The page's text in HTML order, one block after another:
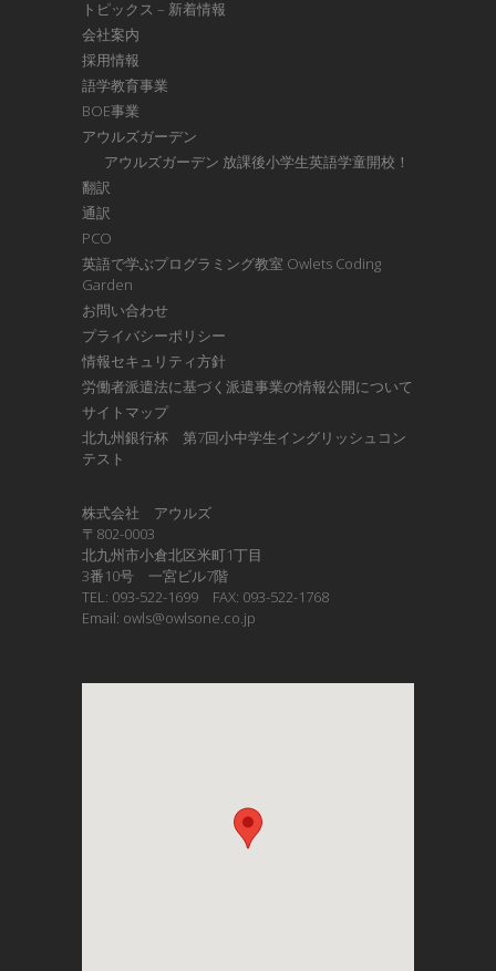
トピックス – 新着情報
会社案内
採用情報
語学教育事業
BOE事業
アウルズガーデン
アウルズガーデン 放課後小学生英語学童開校！
翻訳
通訳
PCO
英語で学ぶプログラミング教室 Owlets Coding
Garden
お問い合わせ
プライバシーポリシー
情報セキュリティ方針
労働者派遣法に基づく派遣事業の情報公開について
サイトマップ
北九州銀行杯 第7回小中学生イングリッシュコン
テスト
株式会社 アウルズ
〒802-0003
北九州市小倉北区米町1丁目
3番10号 一宮ビル7階
TEL: 093-522-1699 FAX: 093-522-1768
Email: owls@owlsone.co.jp